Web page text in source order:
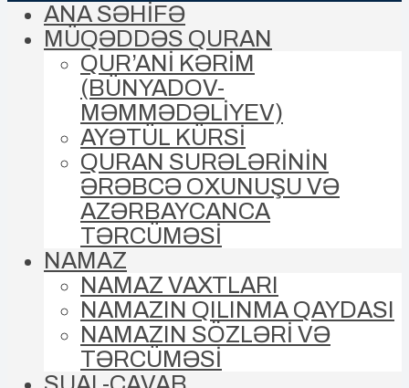
ANA SƏHİFƏ
MÜQƏDDƏS QURAN
QUR’ANİ KƏRİM
(BÜNYADOV-
MƏMMƏDƏLIYEV)
AYƏTÜL KÜRSİ
QURAN SURƏLƏRİNİN
ƏRƏBCƏ OXUNUŞU VƏ
AZƏRBAYCANCA
TƏRCÜMƏSİ
NAMAZ
NAMAZ VAXTLARI
NAMAZIN QILINMA QAYDASI
NAMAZIN SÖZLƏRİ VƏ
TƏRCÜMƏSİ